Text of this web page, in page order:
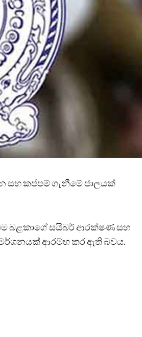
සහ කප්පම් ගැනීමේ ජාලයක්
බළකාගේ සයිබර් ආරක්ෂණ සහ
ආරම්භ කර ඇති බවය.